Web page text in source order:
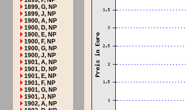
1899, G, NP
1899, J, NP
1900, A, NP
1900, D, NP
1900, E, NP
1900, F, NP
1900, G, NP
1900, J, NP
1901, A, NP
1901, D, NP
1901, E, NP
1901, F, NP
1901, G, NP
1901, J, NP
1902, A, NP